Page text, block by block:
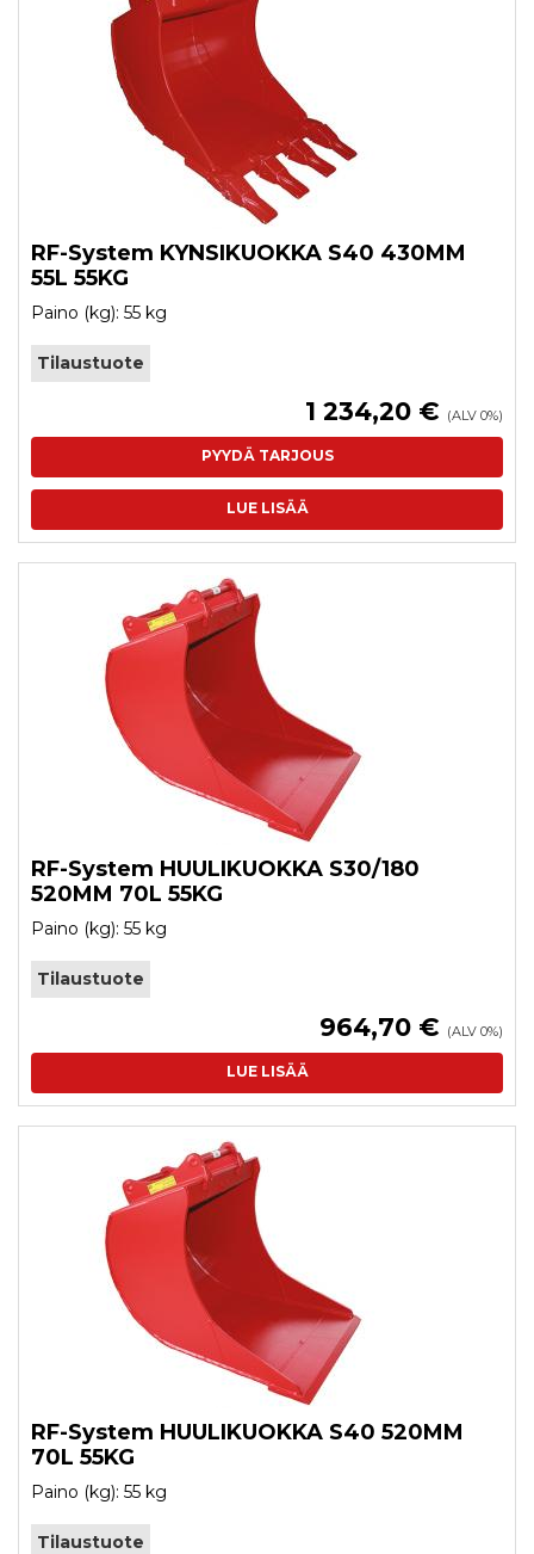
RF-System KYNSIKUOKKA S40 430MM
55L 55KG
Paino (kg): 55 kg
Tilaustuote
1 234,20 € (ALV 0%)
PYYDÄ TARJOUS
LUE LISÄÄ
RF-System HUULIKUOKKA S30/180
520MM 70L 55KG
Paino (kg): 55 kg
Tilaustuote
964,70 € (ALV 0%)
LUE LISÄÄ
RF-System HUULIKUOKKA S40 520MM
70L 55KG
Paino (kg): 55 kg
Tilaustuote